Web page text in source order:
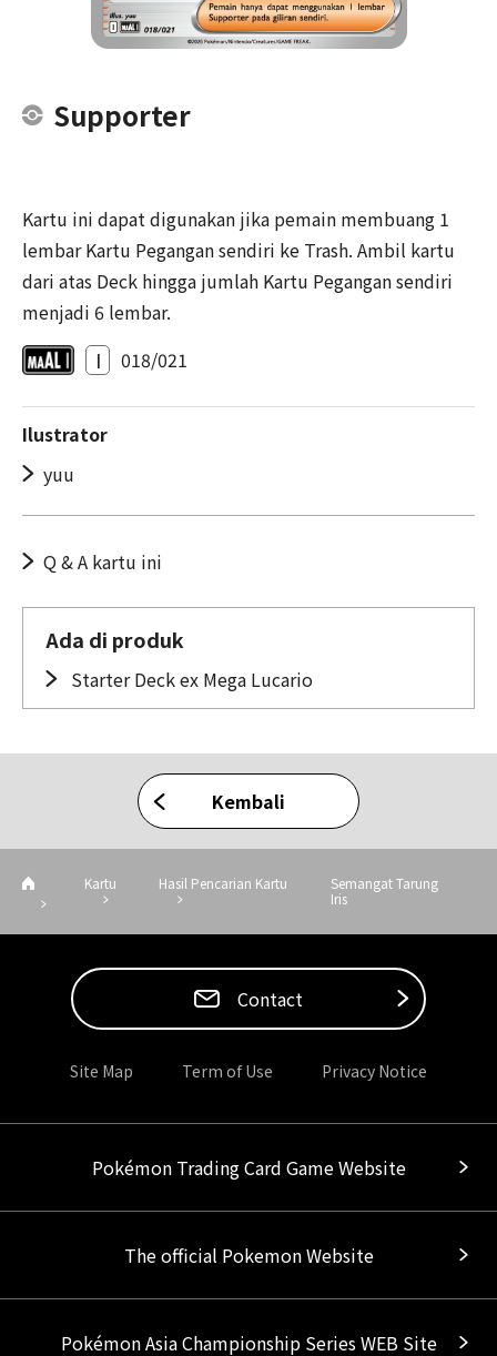
Supporter
Kartu ini dapat digunakan jika pemain membuang 1
lembar Kartu Pegangan sendiri ke Trash. Ambil kartu
dari atas Deck hingga jumlah Kartu Pegangan sendiri
menjadi 6 lembar.
I 018/021
Ilustrator
yuu
Q & A kartu ini
Ada di produk
Starter Deck ex Mega Lucario
Kembali
Kartu Hasil Pencarian Kartu
Semangat Tarung
Iris
Contact
Site Map Term of Use Privacy Notice
Pokémon Trading Card Game Website
The official Pokemon Website
Pokémon Asia Championship Series WEB Site